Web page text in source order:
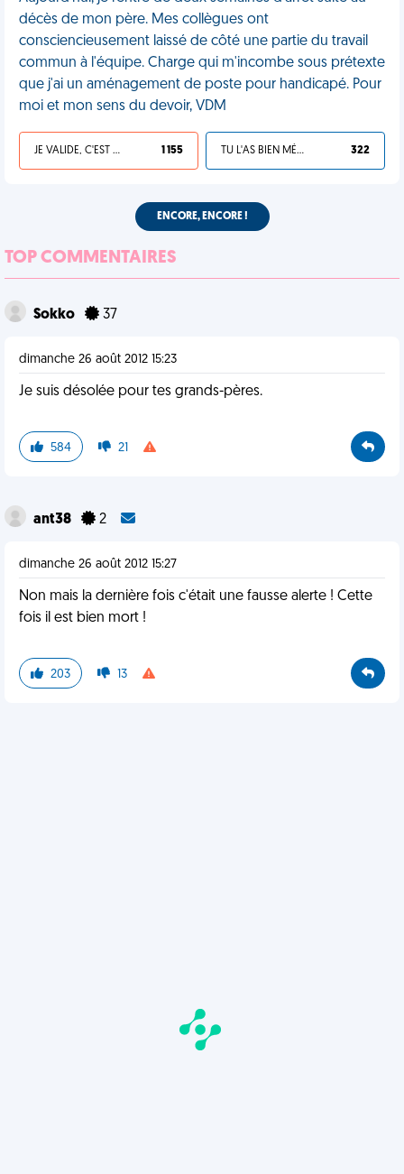
décès de mon père. Mes collègues ont
consciencieusement laissé de côté une partie du travail
commun à l'équipe. Charge qui m'incombe sous prétexte
que j'ai un aménagement de poste pour handicapé. Pour
moi et mon sens du devoir, VDM
JE VALIDE, C'EST UNE VDM 1 155 TU L'AS BIEN MÉRITÉ 322
ENCORE, ENCORE !
TOP COMMENTAIRES
Sokko 37
dimanche 26 août 2012 15:23
Je suis désolée pour tes grands-pères.
584 21
ant38 2
dimanche 26 août 2012 15:27
Non mais la dernière fois c'était une fausse alerte ! Cette
fois il est bien mort !
203 13